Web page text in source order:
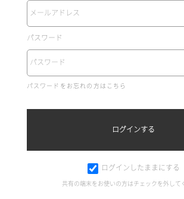
パスワード
パスワードをお忘れの方はこちら
ログインしたままにする
共有の端末をお使いの方はチェックを外して